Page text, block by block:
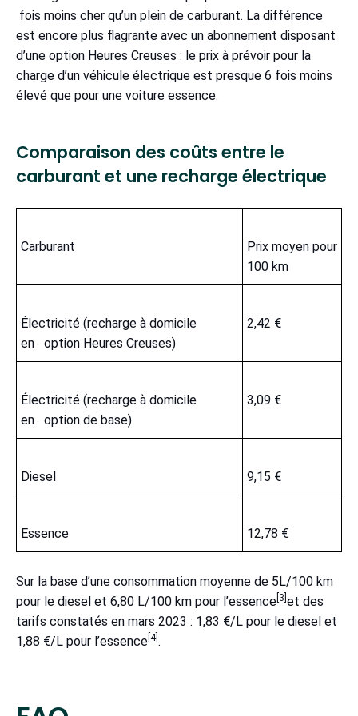
fois moins cher qu’un plein de carburant. La différence
est encore plus flagrante avec un abonnement disposant
d’une option Heures Creuses : le prix à prévoir pour la
charge d’un véhicule électrique est presque 6 fois moins
élevé que pour une voiture essence.
Comparaison des coûts entre le
carburant et une recharge électrique
Carburant
Prix moyen pour
100 km
Électricité (recharge à domicile
en option Heures Creuses)
2,42 €
Électricité (recharge à domicile
en option de base)
3,09 €
Diesel 9,15 €
Essence 12,78 €
Sur la base d’une consommation moyenne de 5L/100 km
pour le diesel et 6,80 L/100 km pour l’essence [3] et des
tarifs constatés en mars 2023 : 1,83 €/L pour le diesel et
1,88 €/L pour l’essence [4].